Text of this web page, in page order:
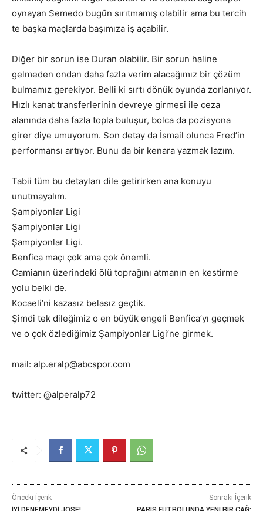
oynayan Semedo bugün sırıtmamış olabilir ama bu tercih
te başka maçlarda başımıza iş açabilir.
Diğer bir sorun ise Duran olabilir. Bir sorun haline
gelmeden ondan daha fazla verim alacağımız bir çözüm
bulmamız gerekiyor. Belli ki sırtı dönük oyunda zorlanıyor.
Hızlı kanat transferlerinin devreye girmesi ile ceza
alanında daha fazla topla buluşur, bolca da pozisyona
girer diye umuyorum. Son detay da İsmail olunca Fred’in
performansı artıyor. Bunu da bir kenara yazmak lazım.
Tabii tüm bu detayları dile getirirken ana konuyu
unutmayalım.
Şampiyonlar Ligi
Şampiyonlar Ligi
Şampiyonlar Ligi.
Benfica maçı çok ama çok önemli.
Camianın üzerindeki ölü toprağını atmanın en kestirme
yolu belki de.
Kocaeli’ni kazasız belasız geçtik.
Şimdi tek dileğimiz o en büyük engeli Benfica’yı geçmek
ve o çok özlediğimiz Şampiyonlar Ligi’ne girmek.
mail: alp.eralp@abcspor.com
twitter: @alperalp72
Önceki İçerik
Sonraki İçerik